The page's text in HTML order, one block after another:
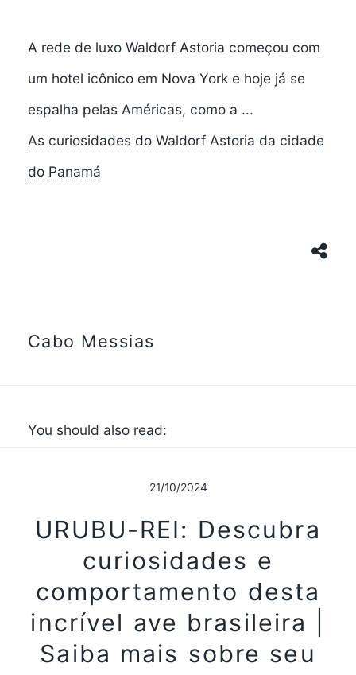
A rede de luxo Waldorf Astoria começou com
um hotel icônico em Nova York e hoje já se
espalha pelas Américas, como a ...
As curiosidades do Waldorf Astoria da cidade
do Panamá
Cabo Messias
You should also read:
21/10/2024
URUBU-REI: Descubra
curiosidades e
comportamento desta
incrível ave brasileira |
Saiba mais sobre seu